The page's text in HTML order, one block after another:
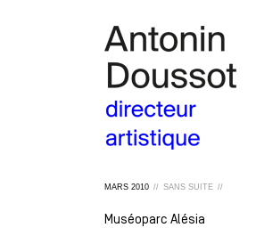
MARS 2010 // SANS SUITE //
Muséoparc Alésia